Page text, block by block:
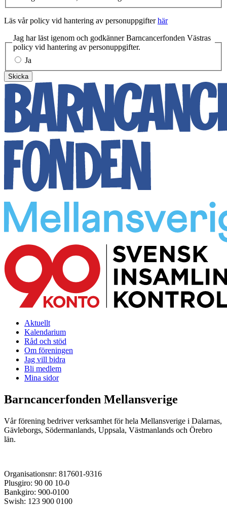
Läs vår policy vid hantering av personuppgifterhär
Jag har läst igenom och godkänner Barncancerfonden Västras
policy vid hantering av personuppgifter.
Ja
Skicka
Aktuellt
Kalendarium
Råd och stöd
Om föreningen
Jag vill bidra
Bli medlem
Mina sidor
Barncancerfonden Mellansverige
Vår förening bedriver verksamhet för hela Mellansverige i Dalarnas,
Gävleborgs, Södermanlands, Uppsala, Västmanlands och Örebro
län.
Organisationsnr: 817601-9316
Plusgiro: 90 00 10-0
Bankgiro: 900-0100
Swish: 123 900 0100